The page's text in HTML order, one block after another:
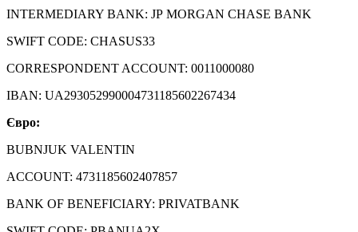
INTERMEDIARY BANK: JP MORGAN CHASE BANK
SWIFT CODE: CHASUS33
CORRESPONDENT ACCOUNT: 0011000080
IBAN: UA293052990004731185602267434
Євро:
BUBNJUK VALENTIN
ACCOUNT: 4731185602407857
BANK OF BENEFICIARY: PRIVATBANK